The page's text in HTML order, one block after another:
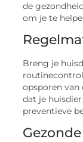
de
om je te
Breng je
opsporen
dat je
preventieve